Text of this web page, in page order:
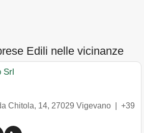
Edili nelle vicinanze
Srl
Chitola, 14, 27029 Vigevano
+39